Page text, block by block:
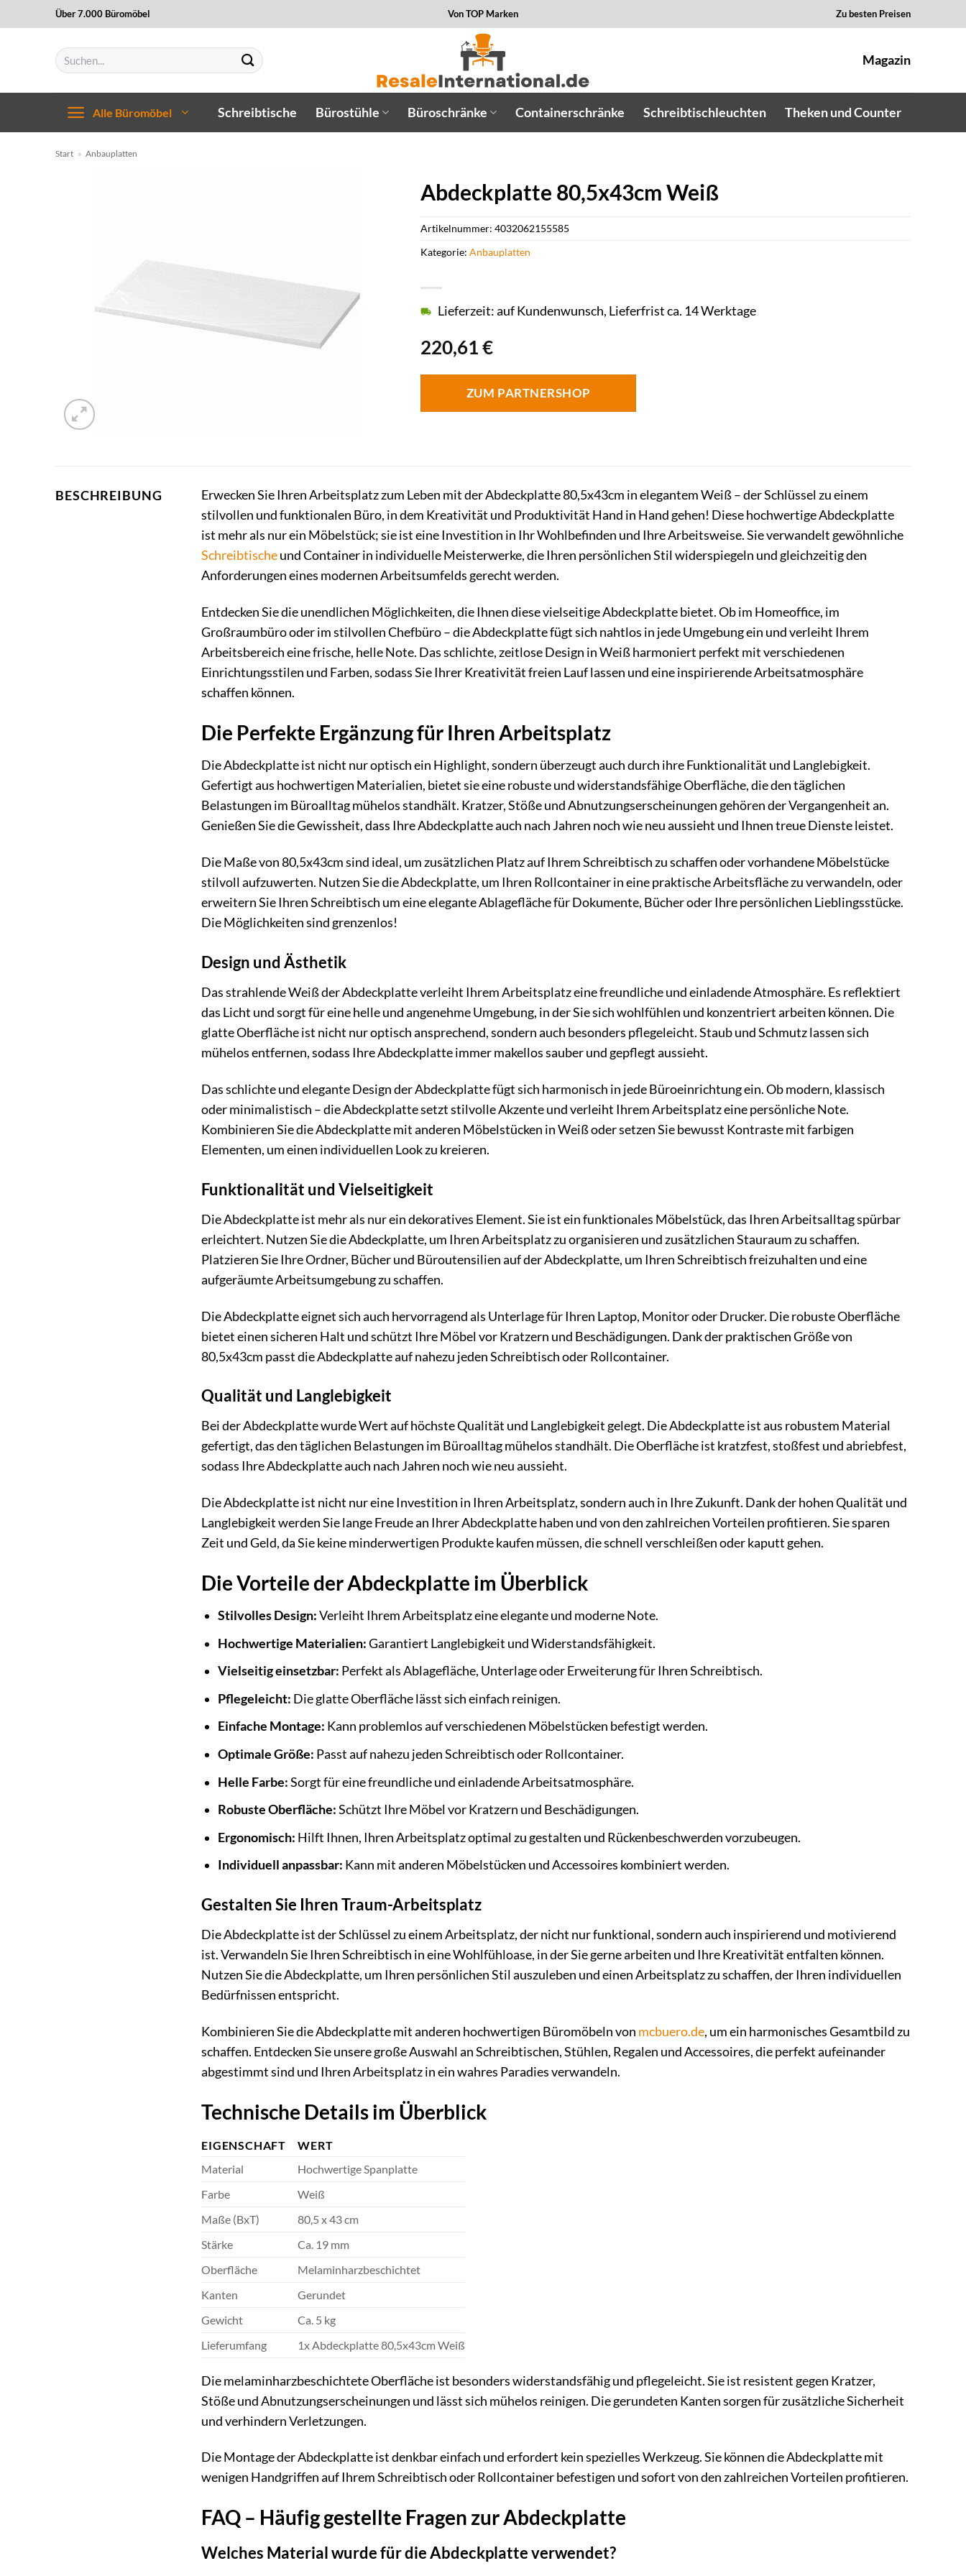
Inhalt
Über 7.000 Büromöbel Von TOP Marken Zu besten Preisen
Suchen
nach:
Magazin
Alle Büromöbel Schreibtische Bürostühle Büroschränke Containerschränke Schreibtischleuchten Theken und Counter
Start » Anbauplatten
Abdeckplatte 80,5x43cm Weiß
220,61€
Lieferzeit: auf Kundenwunsch, Lieferfrist ca. 14 Werktage
ZUM PARTNERSHOP
Artikelnummer:4032062155585
Kategorie:Anbauplatten
BESCHREIBUNG
Erwecken Sie Ihren Arbeitsplatz zum Leben mit der Abdeckplatte 80,5x43cm in elegantem Weiß – der Schlüssel zu einem
stilvollen und funktionalen Büro, in dem Kreativität und Produktivität Hand in Hand gehen! Diese hochwertige Abdeckplatte
ist mehr als nur ein Möbelstück; sie ist eine Investition in Ihr Wohlbefinden und Ihre Arbeitsweise. Sie verwandelt gewöhnliche
Schreibtischeund Container in individuelle Meisterwerke, die Ihren persönlichen Stil widerspiegeln und gleichzeitig den
Anforderungen eines modernen Arbeitsumfelds gerecht werden.
Entdecken Sie die unendlichen Möglichkeiten, die Ihnen diese vielseitige Abdeckplatte bietet. Ob im Homeoffice, im
Großraumbüro oder im stilvollen Chefbüro – die Abdeckplatte fügt sich nahtlos in jede Umgebung ein und verleiht Ihrem
Arbeitsbereich eine frische, helle Note. Das schlichte, zeitlose Design in Weiß harmoniert perfekt mit verschiedenen
Einrichtungsstilen und Farben, sodass Sie Ihrer Kreativität freien Lauf lassen und eine inspirierende Arbeitsatmosphäre
schaffen können.
Die Perfekte Ergänzung für Ihren Arbeitsplatz
Die Abdeckplatte ist nicht nur optisch ein Highlight, sondern überzeugt auch durch ihre Funktionalität und Langlebigkeit.
Gefertigt aus hochwertigen Materialien, bietet sie eine robuste und widerstandsfähige Oberfläche, die den täglichen
Belastungen im Büroalltag mühelos standhält. Kratzer, Stöße und Abnutzungserscheinungen gehören der Vergangenheit an.
Genießen Sie die Gewissheit, dass Ihre Abdeckplatte auch nach Jahren noch wie neu aussieht und Ihnen treue Dienste leistet.
Die Maße von 80,5x43cm sind ideal, um zusätzlichen Platz auf Ihrem Schreibtisch zu schaffen oder vorhandene Möbelstücke
stilvoll aufzuwerten. Nutzen Sie die Abdeckplatte, um Ihren Rollcontainer in eine praktische Arbeitsfläche zu verwandeln, oder
erweitern Sie Ihren Schreibtisch um eine elegante Ablagefläche für Dokumente, Bücher oder Ihre persönlichen Lieblingsstücke.
Die Möglichkeiten sind grenzenlos!
Design und Ästhetik
Das strahlende Weiß der Abdeckplatte verleiht Ihrem Arbeitsplatz eine freundliche und einladende Atmosphäre. Es reflektiert
das Licht und sorgt für eine helle und angenehme Umgebung, in der Sie sich wohlfühlen und konzentriert arbeiten können. Die
glatte Oberfläche ist nicht nur optisch ansprechend, sondern auch besonders pflegeleicht. Staub und Schmutz lassen sich
mühelos entfernen, sodass Ihre Abdeckplatte immer makellos sauber und gepflegt aussieht.
Das schlichte und elegante Design der Abdeckplatte fügt sich harmonisch in jede Büroeinrichtung ein. Ob modern, klassisch
oder minimalistisch – die Abdeckplatte setzt stilvolle Akzente und verleiht Ihrem Arbeitsplatz eine persönliche Note.
Kombinieren Sie die Abdeckplatte mit anderen Möbelstücken in Weiß oder setzen Sie bewusst Kontraste mit farbigen
Elementen, um einen individuellen Look zu kreieren.
Funktionalität und Vielseitigkeit
Die Abdeckplatte ist mehr als nur ein dekoratives Element. Sie ist ein funktionales Möbelstück, das Ihren Arbeitsalltag spürbar
erleichtert. Nutzen Sie die Abdeckplatte, um Ihren Arbeitsplatz zu organisieren und zusätzlichen Stauraum zu schaffen.
Platzieren Sie Ihre Ordner, Bücher und Büroutensilien auf der Abdeckplatte, um Ihren Schreibtisch freizuhalten und eine
aufgeräumte Arbeitsumgebung zu schaffen.
Die Abdeckplatte eignet sich auch hervorragend als Unterlage für Ihren Laptop, Monitor oder Drucker. Die robuste Oberfläche
bietet einen sicheren Halt und schützt Ihre Möbel vor Kratzern und Beschädigungen. Dank der praktischen Größe von
80,5x43cm passt die Abdeckplatte auf nahezu jeden Schreibtisch oder Rollcontainer.
Qualität und Langlebigkeit
Bei der Abdeckplatte wurde Wert auf höchste Qualität und Langlebigkeit gelegt. Die Abdeckplatte ist aus robustem Material
gefertigt, das den täglichen Belastungen im Büroalltag mühelos standhält. Die Oberfläche ist kratzfest, stoßfest und abriebfest,
sodass Ihre Abdeckplatte auch nach Jahren noch wie neu aussieht.
Die Abdeckplatte ist nicht nur eine Investition in Ihren Arbeitsplatz, sondern auch in Ihre Zukunft. Dank der hohen Qualität und
Langlebigkeit werden Sie lange Freude an Ihrer Abdeckplatte haben und von den zahlreichen Vorteilen profitieren. Sie sparen
Zeit und Geld, da Sie keine minderwertigen Produkte kaufen müssen, die schnell verschleißen oder kaputt gehen.
Die Vorteile der Abdeckplatte im Überblick
Stilvolles Design:Verleiht Ihrem Arbeitsplatz eine elegante und moderne Note.
Hochwertige Materialien:Garantiert Langlebigkeit und Widerstandsfähigkeit.
Vielseitig einsetzbar: Perfekt als Ablagefläche, Unterlage oder Erweiterung für Ihren Schreibtisch.
Pflegeleicht: Die glatte Oberfläche lässt sich einfach reinigen.
Einfache Montage: Kann problemlos auf verschiedenen Möbelstücken befestigt werden.
Optimale Größe: Passt auf nahezu jeden Schreibtisch oder Rollcontainer.
Helle Farbe:Sorgt für eine freundliche und einladende Arbeitsatmosphäre.
Robuste Oberfläche:Schützt Ihre Möbel vor Kratzern und Beschädigungen.
Ergonomisch: Hilft Ihnen, Ihren Arbeitsplatz optimal zu gestalten und Rückenbeschwerden vorzubeugen.
Individuell anpassbar: Kann mit anderen Möbelstücken und Accessoires kombiniert werden.
Gestalten Sie Ihren Traum-Arbeitsplatz
Die Abdeckplatte ist der Schlüssel zu einem Arbeitsplatz, der nicht nur funktional, sondern auch inspirierend und motivierend
ist. Verwandeln Sie Ihren Schreibtisch in eine Wohlfühloase, in der Sie gerne arbeiten und Ihre Kreativität entfalten können.
Nutzen Sie die Abdeckplatte, um Ihren persönlichen Stil auszuleben und einen Arbeitsplatz zu schaffen, der Ihren individuellen
Bedürfnissen entspricht.
Kombinieren Sie die Abdeckplatte mit anderen hochwertigen Büromöbeln von mcbuero.de, um ein harmonisches Gesamtbild zu
schaffen. Entdecken Sie unsere große Auswahl an Schreibtischen, Stühlen, Regalen und Accessoires, die perfekt aufeinander
abgestimmt sind und Ihren Arbeitsplatz in ein wahres Paradies verwandeln.
Technische Details im Überblick
EIGENSCHAFT
WERT
Material
Hochwertige Spanplatte
Farbe
Weiß
Maße (BxT)
80,5 x 43 cm
Stärke
Ca. 19 mm
Oberfläche
Melaminharzbeschichtet
Kanten
Gerundet
Gewicht
Ca. 5 kg
Lieferumfang
1x Abdeckplatte 80,5x43cm Weiß
Die melaminharzbeschichtete Oberfläche ist besonders widerstandsfähig und pflegeleicht. Sie ist resistent gegen Kratzer,
Stöße und Abnutzungserscheinungen und lässt sich mühelos reinigen. Die gerundeten Kanten sorgen für zusätzliche Sicherheit
und verhindern Verletzungen.
Die Montage der Abdeckplatte ist denkbar einfach und erfordert kein spezielles Werkzeug. Sie können die Abdeckplatte mit
wenigen Handgriffen auf Ihrem Schreibtisch oder Rollcontainer befestigen und sofort von den zahlreichen Vorteilen profitieren.
FAQ – Häufig gestellte Fragen zur Abdeckplatte
Welches Material wurde für die Abdeckplatte verwendet?